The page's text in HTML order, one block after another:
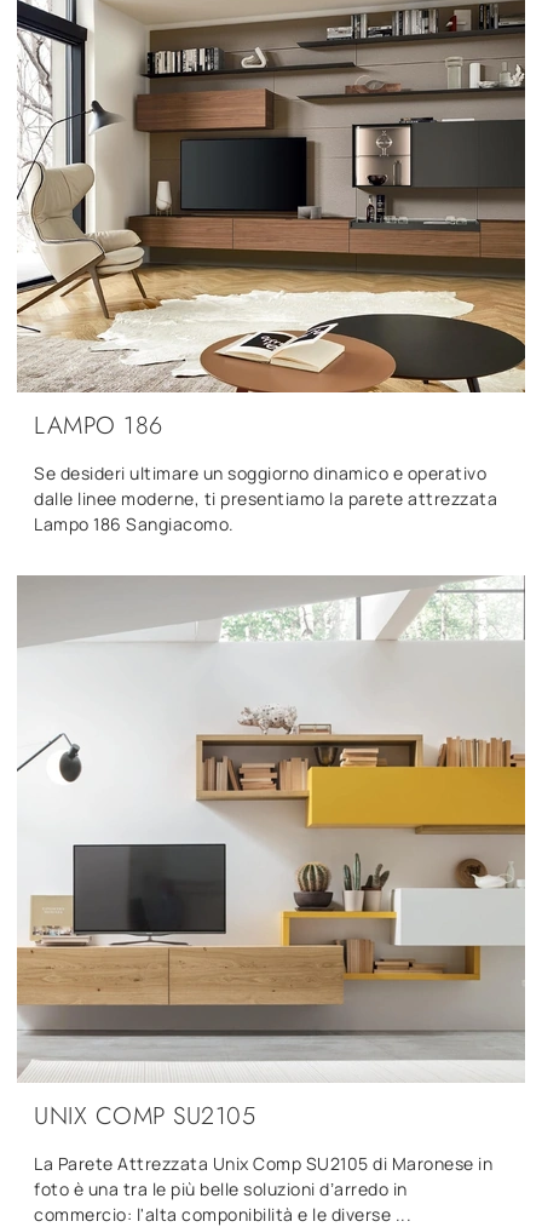
LAMPO 186
Se desideri ultimare un soggiorno dinamico e operativo
dalle linee moderne, ti presentiamo la parete attrezzata
Lampo 186 Sangiacomo.
UNIX COMP SU2105
La Parete Attrezzata Unix Comp SU2105 di Maronese in
foto è una tra le più belle soluzioni d’arredo in
commercio: l'alta componibilità e le diverse ...